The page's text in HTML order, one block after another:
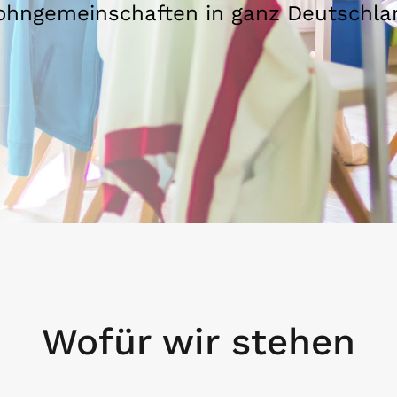
in ganz
Wofür wir stehen